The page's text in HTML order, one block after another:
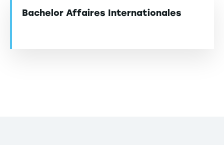
Bachelor Affaires Internationales